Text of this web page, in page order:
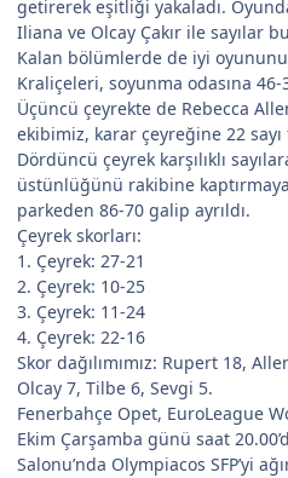
getirerek eşitliği yakaladı.
Iliana ve Olcay Çakır ile sayılar
Kalan bölümlerde de iyi
Kraliçeleri, soyunma odasına
Üçüncü çeyrekte de Rebecca
ekibimiz, karar çeyreğine 22
Dördüncü çeyrek karşılıklı
üstünlüğünü rakibine
parkeden 86-70 galip ayrıldı.
Çeyrek skorları:
1. Çeyrek: 27-21
2. Çeyrek: 10-25
3. Çeyrek: 11-24
4. Çeyrek: 22-16
Skor dağılımımız: Rupert 18,
Olcay 7, Tilbe 6, Sevgi 5.
Fenerbahçe Opet, EuroLeague
Ekim Çarşamba günü saat
Salonu’nda Olympiacos SFP’yi